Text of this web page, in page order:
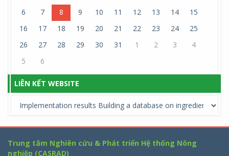
6
7 8 9 10 11 12 13 14
15
16
17 18 19 20 21 22 23 24
25
26
27 28 29 30 31 1 2 3
4
5
6
LIÊN KẾT WEBSITE
Trung tâm Nghiên cứu & Phát triển Hệ thống Nông
nghiệp (CASRAD)